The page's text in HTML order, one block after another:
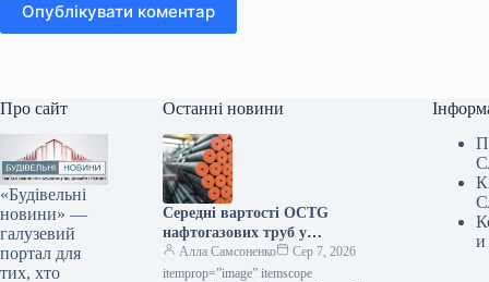
Опублікувати коментар
Про сайт
«Будівельні
новини» —
галузевий
портал для
тих, хто
Останні новини
Середні вартості OCTG
нафтогазових труб у
Сполучених Штатах у липні
залишалися незмінними,
Алла Самсоненко
Сер 7, 2026
itemprop=”image” itemscope
и